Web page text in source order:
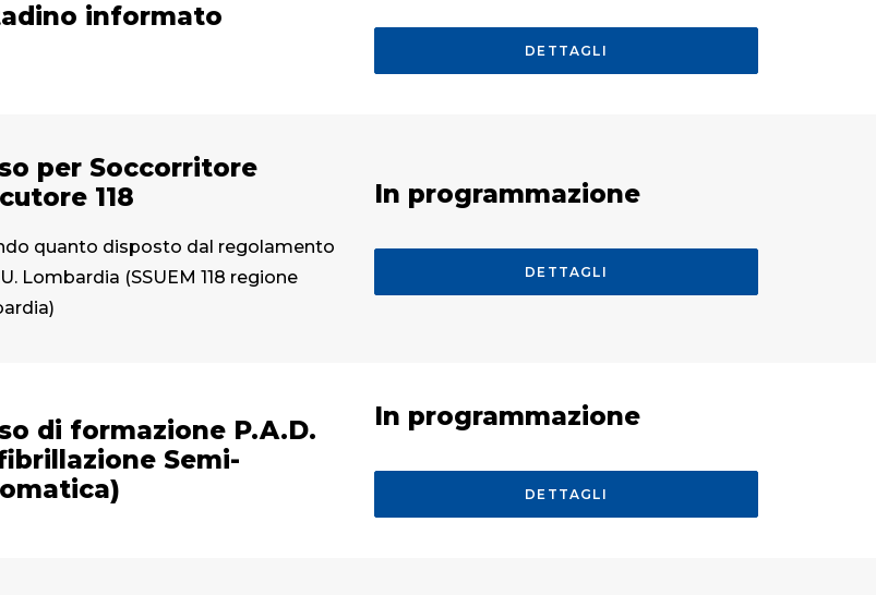
informato
DETTAGLI
per Soccorritore
118
quanto disposto dal regolamento
Lombardia (SSUEM 118 regione
In programmazione
DETTAGLI
di formazione P.A.D.
Semi-
In programmazione
DETTAGLI